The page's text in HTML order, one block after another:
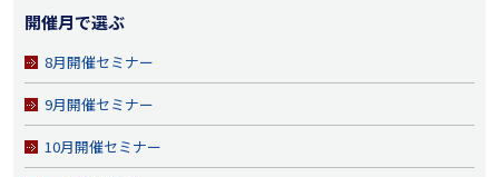
開催月で選ぶ
8月開催セミナー
9月開催セミナー
10月開催セミナー